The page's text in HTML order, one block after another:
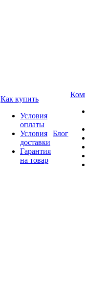
Как купить
Условия
оплаты
Условия
доставки
Гарантия
на товар
Блог